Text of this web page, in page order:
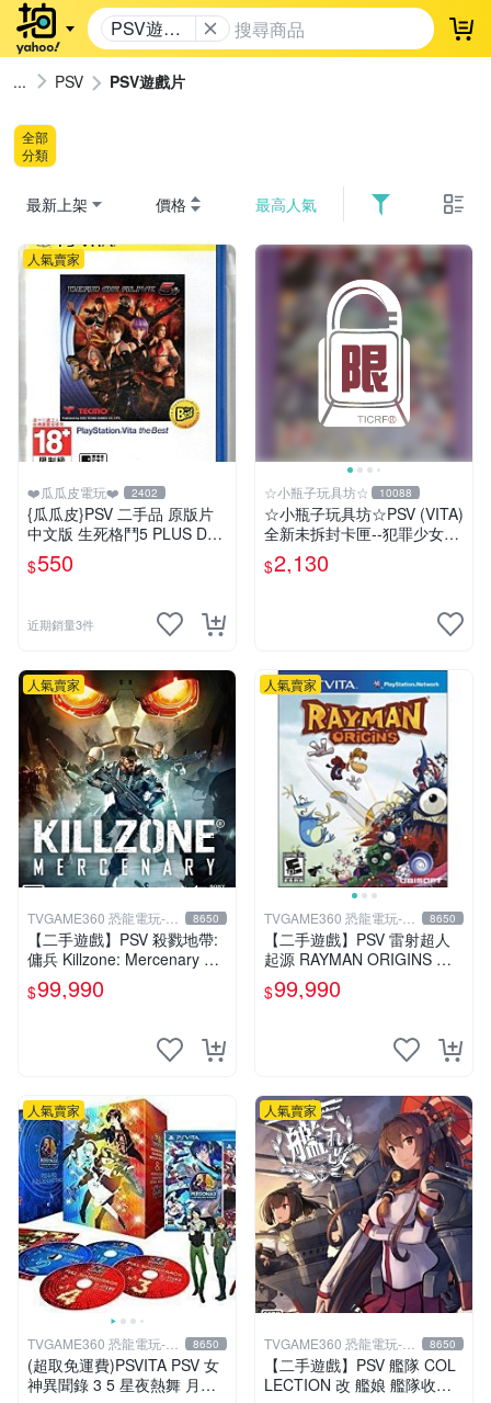
PSV遊戲
片
登
PSV PSV遊戲片
全部
分類
最新上架 價格 最高人氣
人氣賣家
❤️瓜瓜皮電玩❤️ 2402
{瓜瓜皮}PSV 二手品 原版片
中文版 生死格鬥5 PLUS Dea
d or Alive 5(遊戲都有回收)
$550
近期銷量3件
☆小瓶子玩具坊☆ 10088
☆小瓶子玩具坊☆PSV (VITA)
全新未拆封卡匣--犯罪少女2
《Criminal Girls 2》限定版
$2,130
人氣賣家
TVGAME360 恐龍電玩-台
中店
8650
【二手遊戲】PSV 殺戮地帶:
傭兵 Killzone: Mercenary 中
文版【台中恐龍電玩】
$99,990
人氣賣家
TVGAME360 恐龍電玩-台
中店
8650
【二手遊戲】PSV 雷射超人
起源 RAYMAN ORIGINS 英
文版【台中恐龍電玩】
$99,990
人氣賣家
TVGAME360 恐龍電玩-台
中店
8650
(超取免運費)PSVITA PSV 女
神異聞錄 3 5 星夜熱舞 月夜
人氣賣家
TVGAME360 恐龍電玩-台
中店
8650
【二手遊戲】PSV 艦隊 COL
LECTION 改 艦娘 艦隊收藏